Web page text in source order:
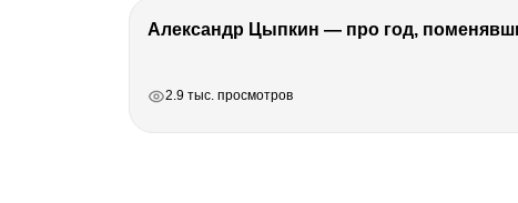
Александр Цыпкин — про год,
2.9 тыс. просмотров